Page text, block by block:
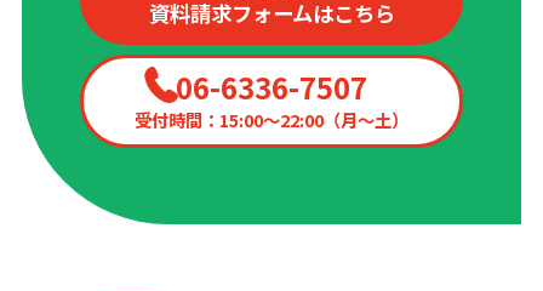
資料請求フォームはこちら
06-6336-7507
受付時間：15:00〜22:00（月〜土）